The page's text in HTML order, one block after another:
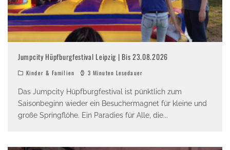
Jumpcity Hüpfburgfestival Leipzig | Bis 23.08.2026
Kinder & Familien 3 Minuten Lesedauer
Das Jumpcity Hüpfburgfestival ist pünktlich zum
Saisonbeginn wieder ein Besuchermagnet für kleine und
große Springflöhe. Ein Paradies für Alle, die...